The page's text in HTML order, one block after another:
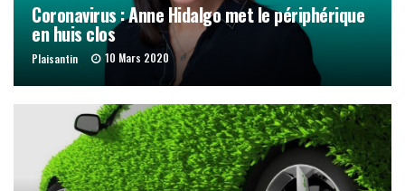
Coronavirus : Anne Hidalgo met le périphérique
en huis clos
Plaisantin 10 Mars 2020